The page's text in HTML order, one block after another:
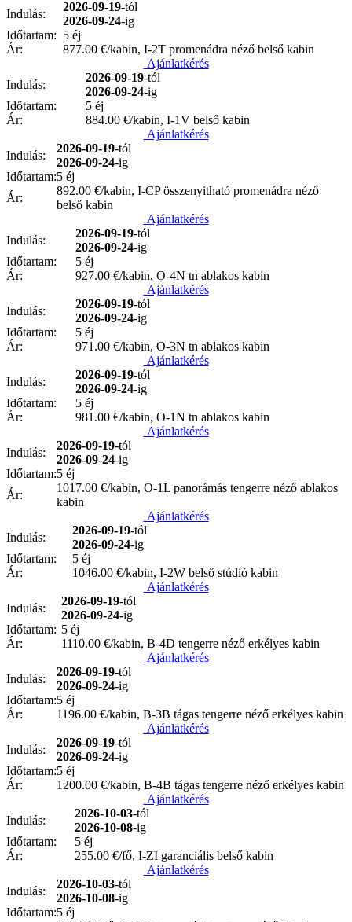
Indulás:
2026-09-19-tól
2026-09-24-ig
Időtartam: 5 éj
Ár:
877.00 €/kabin, I-2T promenádra néző belső kabin
Ajánlatkérés
Indulás:
2026-09-19-tól
2026-09-24-ig
Időtartam:
5 éj
Ár:
884.00 €/kabin, I-1V belső kabin
Ajánlatkérés
Indulás:
2026-09-19-tól
2026-09-24-ig
Időtartam:5 éj
Ár:
892.00 €/kabin, I-CP összenyitható promenádra néző
belső kabin
Ajánlatkérés
Indulás:
2026-09-19-tól
2026-09-24-ig
Időtartam:
5 éj
Ár:
927.00 €/kabin, O-4N tn ablakos kabin
Ajánlatkérés
Indulás:
2026-09-19-tól
2026-09-24-ig
Időtartam:
5 éj
Ár:
971.00 €/kabin, O-3N tn ablakos kabin
Ajánlatkérés
Indulás:
2026-09-19-tól
2026-09-24-ig
Időtartam:
5 éj
Ár:
981.00 €/kabin, O-1N tn ablakos kabin
Ajánlatkérés
Indulás:
2026-09-19-tól
2026-09-24-ig
Időtartam:5 éj
Ár:
1017.00 €/kabin, O-1L panorámás tengerre néző ablakos
kabin
Ajánlatkérés
Indulás:
2026-09-19-tól
2026-09-24-ig
Időtartam:
5 éj
Ár:
1046.00 €/kabin, I-2W belső stúdió kabin
Ajánlatkérés
Indulás:
2026-09-19-tól
2026-09-24-ig
Időtartam: 5 éj
Ár:
1110.00 €/kabin, B-4D tengerre néző erkélyes kabin
Ajánlatkérés
Indulás:
2026-09-19-tól
2026-09-24-ig
Időtartam:5 éj
Ár:
1196.00 €/kabin, B-3B tágas tengerre néző erkélyes kabin
Ajánlatkérés
Indulás:
2026-09-19-tól
2026-09-24-ig
Időtartam:5 éj
Ár:
1200.00 €/kabin, B-4B tágas tengerre néző erkélyes kabin
Ajánlatkérés
Indulás:
2026-10-03-tól
2026-10-08-ig
Időtartam:
5 éj
Ár:
255.00 €/fő, I-ZI garanciális belső kabin
Ajánlatkérés
Indulás:
2026-10-03-tól
2026-10-08-ig
Időtartam:5 éj